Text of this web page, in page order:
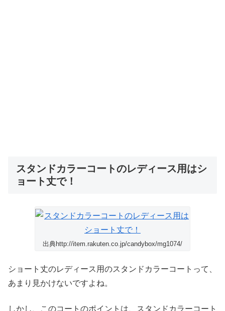
スタンドカラーコートのレディース用はシ
ョート丈で！
出典http://item.rakuten.co.jp/candybox/mg1074/
ショート丈のレディース用のスタンドカラーコートって、
あまり見かけないですよね。
しかし、このコートのポイントは、スタンドカラーコート